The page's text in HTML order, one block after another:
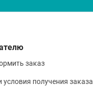
заказ
условия получения заказа